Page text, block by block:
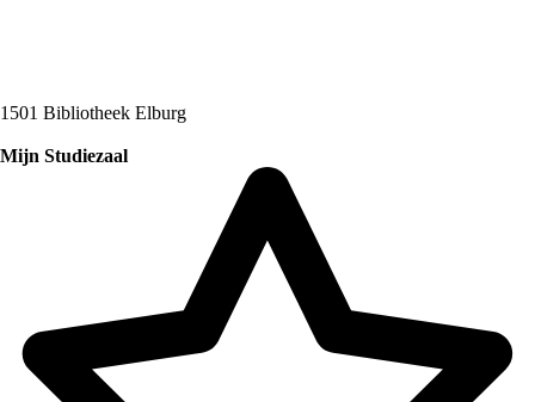
1501 Bibliotheek Elburg
Mijn Studiezaal